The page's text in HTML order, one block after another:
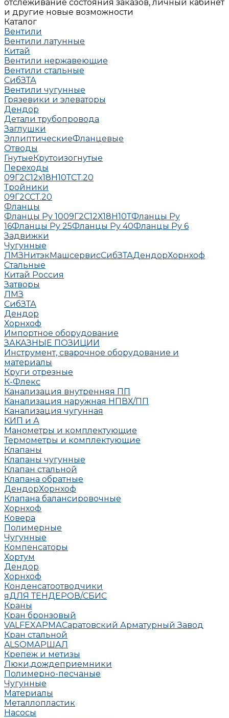
отслеживание состояния заказов, личный кабинет
и другие новые возможности
Каталог
Вентили
Вентили латунные
Китай
Вентили нержавеющие
Вентили стальные
СибЗТА
Вентили чугунные
Грязевики и элеваторы
Дендор
Детали трубопровода
Заглушки
ЭллиптическиеФланцевые
Отводы
ГнутыеКрутоизогнутые
Переходы
09Г2С12х18Н10ТСТ.20
Тройники
09Г2ССТ.20
Фланцы
Фланцы Ру 1009Г2С12Х18Н10ТФланцы Ру
16Фланцы Ру 25Фланцы Ру 40Фланцы Ру 6
Задвижки
Чугунные
ЛМЗНитэкМашсервисСибЗТАДендорХорнхоф
Стальные
Китай Россия
Затворы
ЛМЗ
СибЗТА
Дендор
Хорнхоф
Импортное оборудование
ЗАКАЗНЫЕ ПОЗИЦИИ
Инструмент, сварочное оборудование и
материалы
Круги отрезные
К-Флекс
Канализация внутренняя ПП
Канализация наружная НПВХ/ПП
Канализация чугунная
КИП и А
Манометры и комплектующие
Термометры и комплектующие
Клапаны
Клапаны чугунные
Клапан стальной
Клапана обратные
ДендорХорнхоф
Клапана балансировочные
Хорнхоф
Ковера
Полимерные
Чугунные
Компенсаторы
Хортум
Дендор
Хорнхоф
Конденсатоотводчики
яДЛЯ ТЕНДЕРОВ/СБИС
Краны
Кран бронзовый
VALFEXАРМАСаратовский Арматурный Завод
Кран стальной
ALSOМАРШАЛ
Крепеж и метизы
Люки,дождеприемники
Полимерно-песчаные
Чугунные
Материалы
Металлопластик
Насосы